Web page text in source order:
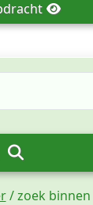
/ zoek binnen